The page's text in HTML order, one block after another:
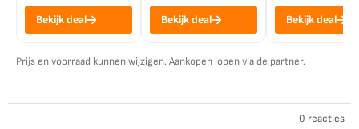
Bekijk deal Bekijk deal Bekijk deal
Prijs en voorraad kunnen wijzigen. Aankopen lopen via de partner.
0 reacties